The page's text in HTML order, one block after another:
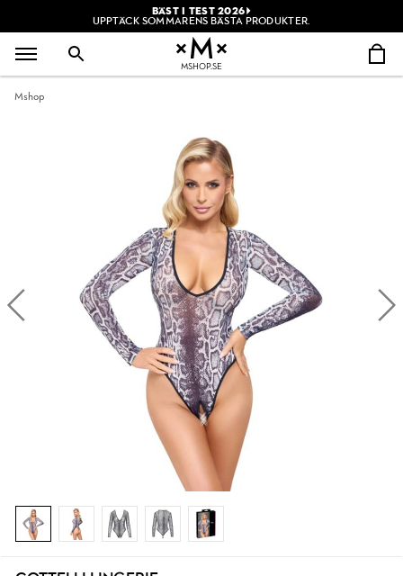
BÄST I TEST 2026
UPPTÄCK SOMMARENS BÄSTA PRODUKTER.
MSHOP.SE
Mshop